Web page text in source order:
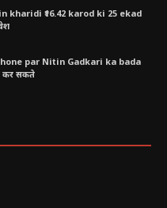
kharidi ₹16.42 karod ki 25 ekad
par Nitin Gadkari ka bada
कर सकते